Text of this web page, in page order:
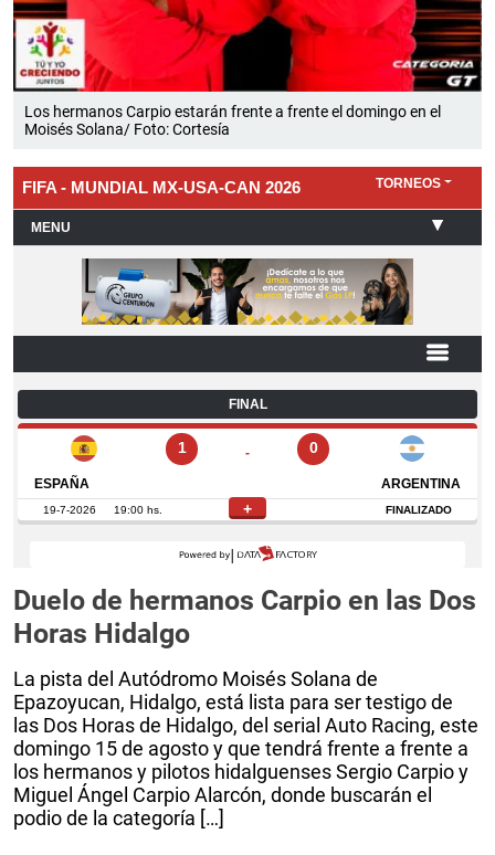
Los hermanos Carpio estarán frente a frente el domingo en el
Moisés Solana/ Foto: Cortesía
Duelo de hermanos Carpio en las Dos
Horas Hidalgo
La pista del Autódromo Moisés Solana de
Epazoyucan, Hidalgo, está lista para ser testigo de
las Dos Horas de Hidalgo, del serial Auto Racing, este
domingo 15 de agosto y que tendrá frente a frente a
los hermanos y pilotos hidalguenses Sergio Carpio y
Miguel Ángel Carpio Alarcón, donde buscarán el
podio de la categoría […]